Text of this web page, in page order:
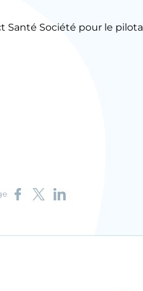
Santé Société pour le
Partager sur Facebook
Partager sur X
Partager sur LinkedIn